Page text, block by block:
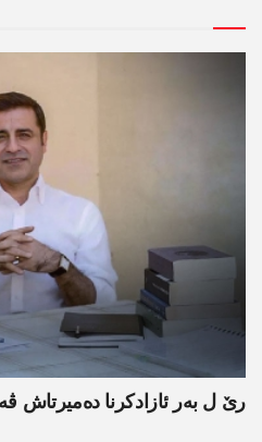
رێ ل بەر ئازادکرنا دەمیرتاش